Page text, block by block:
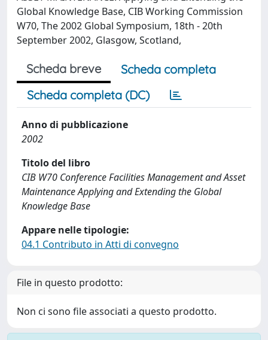
Global Knowledge Base, CIB Working Commission
W70, The 2002 Global Symposium, 18th - 20th
September 2002, Glasgow, Scotland,
Scheda breve
Scheda completa
Scheda completa (DC)
Anno di pubblicazione
2002
Titolo del libro
CIB W70 Conference Facilities Management and Asset
Maintenance Applying and Extending the Global
Knowledge Base
Appare nelle tipologie:
04.1 Contributo in Atti di convegno
File in questo prodotto:
Non ci sono file associati a questo prodotto.